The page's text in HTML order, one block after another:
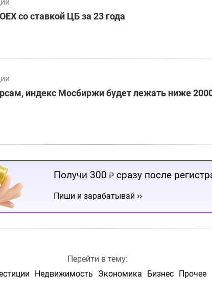
со ставкой ЦБ за 23 года
индекс Мосбиржи будет лежать ниже
Получи 300 ₽ сразу после
Пиши и зарабатывай ››
Перейти в тему:
Недвижимость Экономика Бизнес Прочее